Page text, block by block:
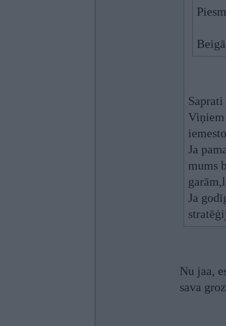
Saprati
Viņiem
Ja
mums
Ja
Nu jaa,
sava